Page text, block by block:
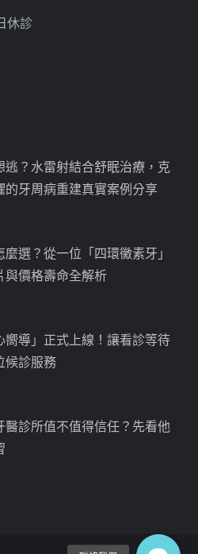
休診
逃？水雷射結合舒眠治療，克
的牙周病重建真實案例分享
選？從一位「四環黴素牙」
與價格壽命全解析
嚮導」正式上線！讓看診等待
候診服務
醫診所值不值得信任？先看他